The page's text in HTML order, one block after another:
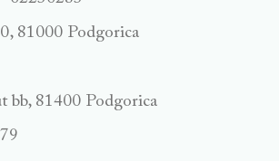
81000 Podgorica
bb, 81400 Podgorica